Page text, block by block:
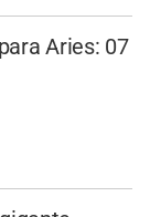
Aries: 07